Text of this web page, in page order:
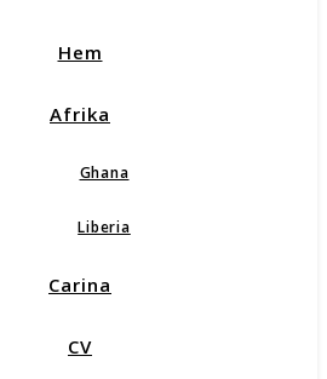
Hem
Afrika
Ghana
Liberia
Carina
CV